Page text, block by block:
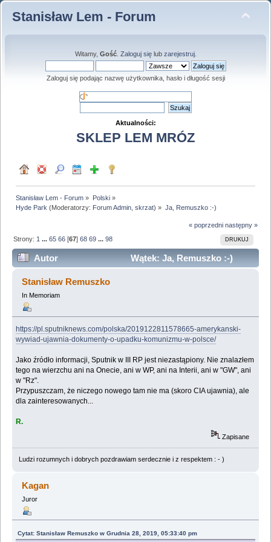
Stanisław Lem - Forum
Witamy, Gość. Zaloguj sięlub zarejestruj.
Zaloguj się podając nazwę użytkownika, hasło i długość sesji
Aktualności:
SKLEP LEM MRÓZ
Stanisław Lem - Forum » Polski»
Hyde Park (Moderatorzy: Forum Admin ,skrzat) » Ja, Remuszko :-)
« poprzedni następny »
DRUKUJ
Strony: 1 ...65 66 [67]68 69 ...98
Autor
Wątek: Ja, Remuszko :-)
(Przeczytany 2524675 razy)
Stanisław Remuszko
In Memoriam
https://pl.sputniknews.com/polska/2019122811578665-amerykanski-
wywiad-ujawnia-dokumenty-o-upadku-komunizmu-w-polsce/
Jako źródło informacji, Sputnik w III RP jest niezastąpiony. Nie znalazłem
tego na wierzchu ani na Onecie, ani w WP, ani na Interii, ani w "GW", ani
w "Rz".
Przypuszczam, że niczego nowego tam nie ma (skoro CIA ujawnia), ale
dla zainteresowanych...
R.
Zapisane
Ludzi rozumnych i dobrych pozdrawiam serdecznie i z respektem : - )
Kagan
Juror
Cytat: Stanisław Remuszko w Grudnia 28, 2019, 05:33:40 pm